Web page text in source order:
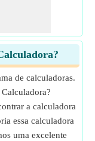
de calculadoras.
a calculadora
essa calculadora
uma excelente